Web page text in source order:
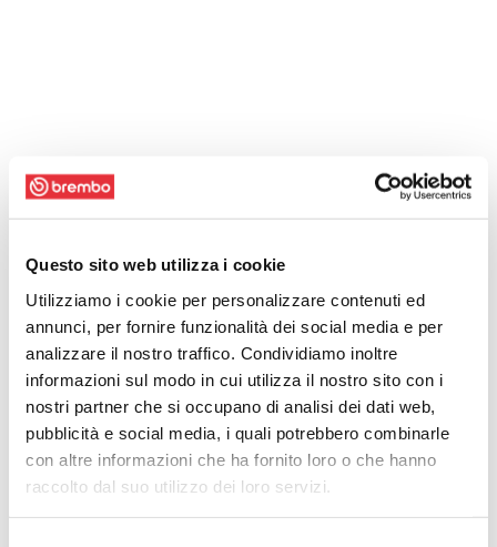
Questo sito web utilizza i cookie
Utilizziamo i cookie per personalizzare contenuti ed
annunci, per fornire funzionalità dei social media e per
analizzare il nostro traffico. Condividiamo inoltre
informazioni sul modo in cui utilizza il nostro sito con i
nostri partner che si occupano di analisi dei dati web,
pubblicità e social media, i quali potrebbero combinarle
con altre informazioni che ha fornito loro o che hanno
raccolto dal suo utilizzo dei loro servizi.